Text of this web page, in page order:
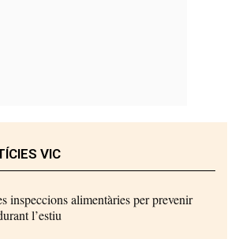
VIC
inspeccions alimentàries per prevenir
l’estiu